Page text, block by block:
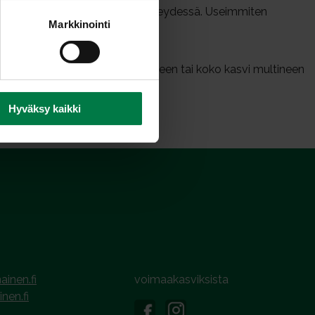
Markkinointi
Hyväksy kaikki
kokonaan kastelun yhteydessä. Useimmiten
sellaisenaan maanparannukseen tai koko kasvi multineen
voimaakasviksista